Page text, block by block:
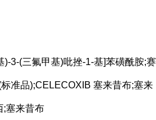
)-3-(三氟甲基)吡挫-1-基]苯磺酰胺;赛
准品);CELECOXIB 塞来昔布;塞来
;塞来昔布